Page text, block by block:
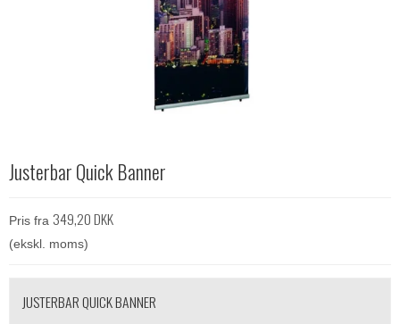
Justerbar Quick Banner
Pris fra 349,20 DKK
(ekskl. moms)
JUSTERBAR QUICK BANNER